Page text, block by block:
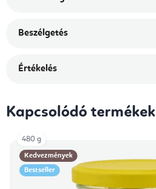
Beszélgetés
Értékelés
Kapcsolódó termékek
Kedvezmények
Bestseller
480 g